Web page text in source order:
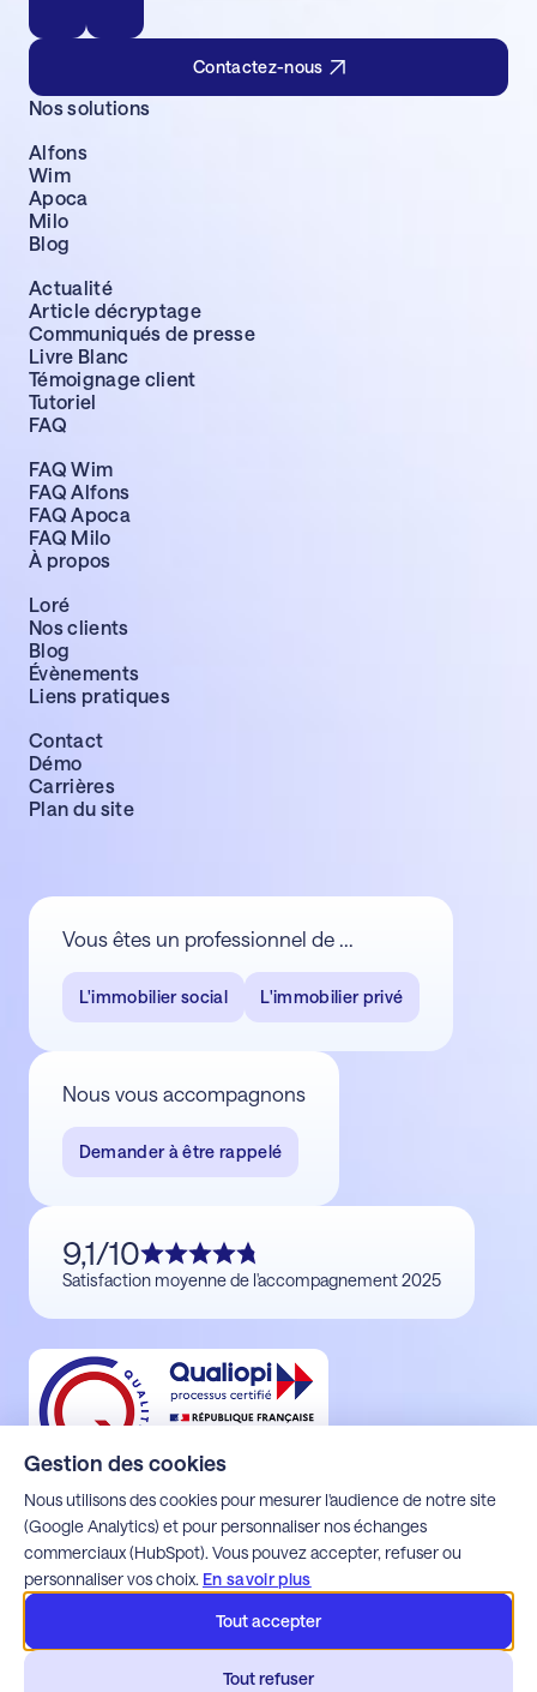
Contactez-nous
Nos solutions
Alfons
Wim
Apoca
Milo
Blog
Actualité
Article décryptage
Communiqués de presse
Livre Blanc
Témoignage client
Tutoriel
FAQ
FAQ Wim
FAQ Alfons
FAQ Apoca
FAQ Milo
À propos
Loré
Nos clients
Blog
Évènements
Liens pratiques
Contact
Démo
Carrières
Plan du site
Vous êtes un professionnel de ...
L'immobilier social L'immobilier privé
Nous vous accompagnons
Demander à être rappelé
9,1/10
Satisfaction moyenne de l'accompagnement 2025
Mentions légales
Politique de confidentialité
Gestion des cookies
Nous utilisons des cookies pour mesurer l'audience de notre site
(Google Analytics) et pour personnaliser nos échanges
commerciaux (HubSpot). Vous pouvez accepter, refuser ou
personnaliser vos choix. En savoir plus
Tout accepter
Tout refuser